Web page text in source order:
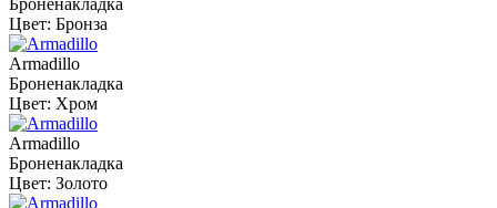
Цвет: Бронза
Armadillo
Броненакладка
Цвет: Хром
Armadillo
Броненакладка
Цвет: Золото